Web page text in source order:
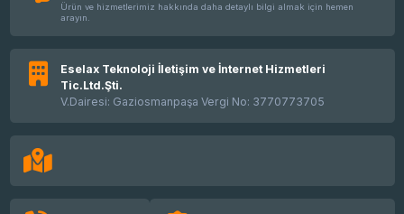
Ürün ve hizmetlerimiz hakkında daha detaylı bilgi almak için hemen
arayın.
Eselax Teknoloji İletişim ve İnternet Hizmetleri
Tic.Ltd.Şti.
V.Dairesi: Gaziosmanpaşa Vergi No: 3770773705